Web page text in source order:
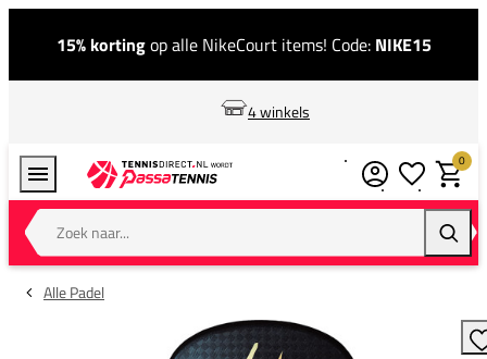
15% kortingop alle NikeCourt items! Code: NIKE15
4 winkels
Zoek naar...
0
Alle Padel